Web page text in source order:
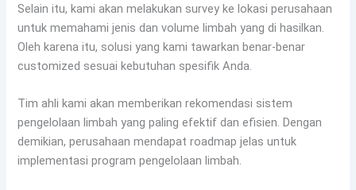
Selain itu, kami akan melakukan survey ke lokasi perusahaan
untuk memahami jenis dan volume limbah yang di hasilkan.
Oleh karena itu, solusi yang kami tawarkan benar-benar
customized sesuai kebutuhan spesifik Anda.
Tim ahli kami akan memberikan rekomendasi sistem
pengelolaan limbah yang paling efektif dan efisien. Dengan
demikian, perusahaan mendapat roadmap jelas untuk
implementasi program pengelolaan limbah.